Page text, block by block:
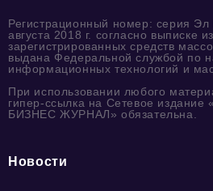
Регистрационный номер: серия
августа 2018 г. согласно выписке
зарегистрированных средств
выдана Федеральной службой по
информационных технологий и
При использовании любого
гипер-ссылка на Сетевое
БИЗНЕС ЖУРНАЛ» обязательна.
Новости